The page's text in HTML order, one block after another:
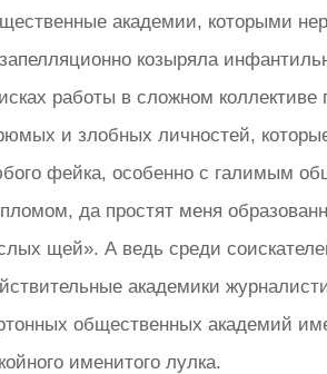
академии, которыми
козыряла
работы в сложном коллективе
и злобных личностей,
фейка, особенно с галимым
да простят меня
щей». А ведь среди
академики
общественных академий
именитого лулка.